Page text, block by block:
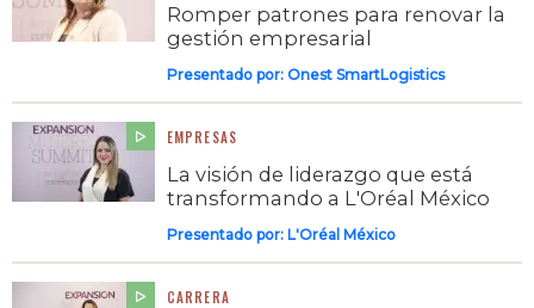
Romper patrones para renovar la
gestión empresarial
Presentado por: Onest SmartLogistics
EMPRESAS
La visión de liderazgo que está
transformando a L'Oréal México
Presentado por: L'Oréal México
CARRERA